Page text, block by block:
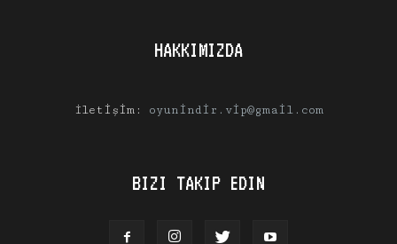
HAKKIMIZDA
İletişim: oyunindir.vip@gmail.com
BIZI TAKIP EDIN